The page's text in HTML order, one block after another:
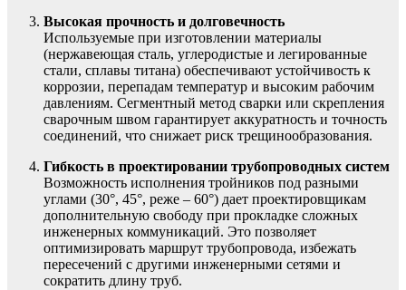
Высокая прочность и долговечность
Используемые при изготовлении материалы
(нержавеющая сталь, углеродистые и легированные
стали, сплавы титана) обеспечивают устойчивость к
коррозии, перепадам температур и высоким рабочим
давлениям. Сегментный метод сварки или скрепления
сварочным швом гарантирует аккуратность и точность
соединений, что снижает риск трещинообразования.
Гибкость в проектировании трубопроводных систем
Возможность исполнения тройников под разными
углами (30°, 45°, реже – 60°) дает проектировщикам
дополнительную свободу при прокладке сложных
инженерных коммуникаций. Это позволяет
оптимизировать маршрут трубопровода, избежать
пересечений с другими инженерными сетями и
сократить длину труб.